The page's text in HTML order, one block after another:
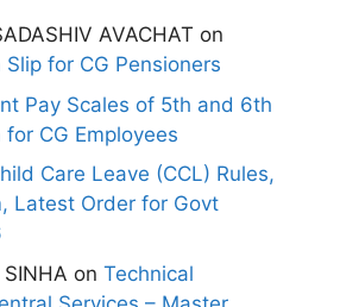
AVACHAT on
for CG Pensioners
Pay Scales of 5th and 6th
CG Employees
Care Leave (CCL) Rules,
Latest Order for Govt
on Technical